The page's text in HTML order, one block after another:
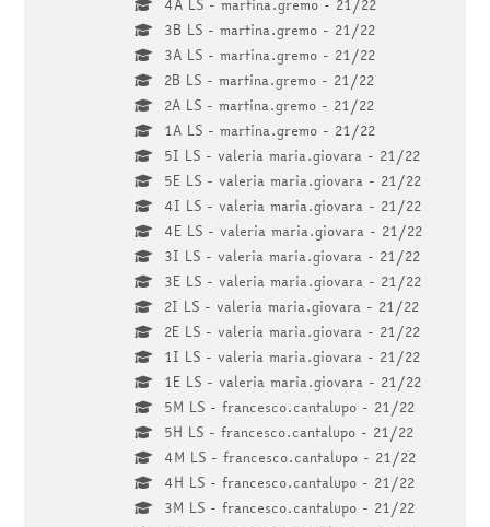
3B LS - martina.gremo - 21/22
3A LS - martina.gremo - 21/22
2B LS - martina.gremo - 21/22
2A LS - martina.gremo - 21/22
1A LS - martina.gremo - 21/22
5I LS - valeria maria.giovara - 21/22
5E LS - valeria maria.giovara - 21/22
4I LS - valeria maria.giovara - 21/22
4E LS - valeria maria.giovara - 21/22
3I LS - valeria maria.giovara - 21/22
3E LS - valeria maria.giovara - 21/22
2I LS - valeria maria.giovara - 21/22
2E LS - valeria maria.giovara - 21/22
1I LS - valeria maria.giovara - 21/22
1E LS - valeria maria.giovara - 21/22
5M LS - francesco.cantalupo - 21/22
5H LS - francesco.cantalupo - 21/22
4M LS - francesco.cantalupo - 21/22
4H LS - francesco.cantalupo - 21/22
3M LS - francesco.cantalupo - 21/22